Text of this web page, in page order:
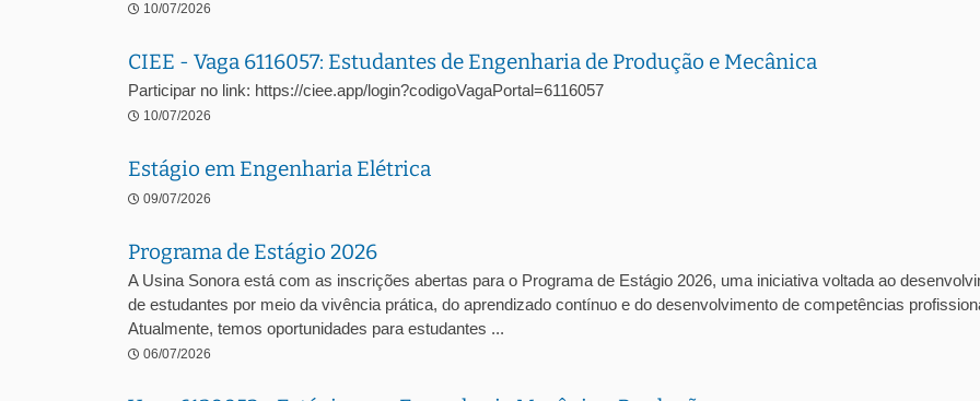
10/07/2026
CIEE - Vaga 6116057: Estudantes de Engenharia de Produção e Mecânica
Participar no link: https://ciee.app/login?codigoVagaPortal=6116057
10/07/2026
Estágio em Engenharia Elétrica
09/07/2026
Programa de Estágio 2026
A Usina Sonora está com as inscrições abertas para o Programa de Estágio 2026, uma iniciativa voltada ao
de estudantes por meio da vivência prática, do aprendizado contínuo e do desenvolvimento de competências
Atualmente, temos oportunidades para estudantes ...
06/07/2026